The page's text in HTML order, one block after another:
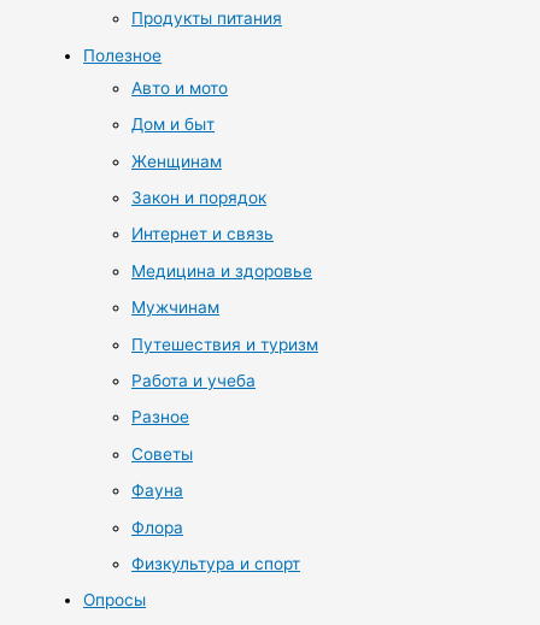
Продукты питания
Полезное
Авто и мото
Дом и быт
Женщинам
Закон и порядок
Интернет и связь
Медицина и здоровье
Мужчинам
Путешествия и туризм
Работа и учеба
Разное
Советы
Фауна
Флора
Физкультура и спорт
Опросы